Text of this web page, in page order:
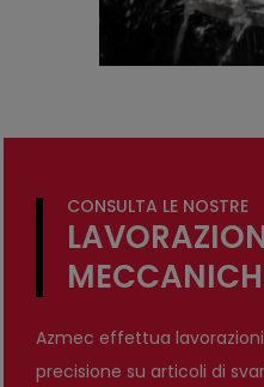
CONSULTA LE NOSTRE
Azmec effettua
precisione su articoli di